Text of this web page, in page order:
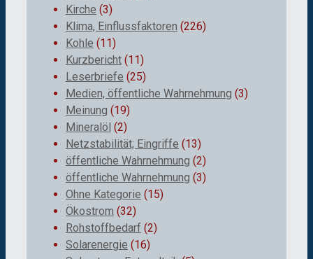
Kirche (3)
Klima, Einflussfaktoren (226)
Kohle (11)
Kurzbericht (11)
Leserbriefe (25)
Medien, öffentliche Wahrnehmung (3)
Meinung (19)
Mineralöl (2)
Netzstabilität; Eingriffe (13)
öffentliche Wahrnehmung (2)
öffentliche Wahrnehmung (3)
Ohne Kategorie (15)
Ökostrom (32)
Rohstoffbedarf (2)
Solarenergie (16)